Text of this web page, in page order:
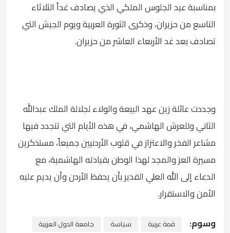
بمناسبة عيد الجلوس الملكي الذي يصادف غداً الثلاثاء
التاسع من حزيران، وذكرى الثورة العربية ويوم الجيش التي
تصادف بعد غد الأربعاء العاشر من حزيران.
وجددت عائلة زين عهد الييعة والولاء لجلالة الملك عبدالله
الثاني وللعرش الهاشمي، في هذه الأيام التي تتجدد فيها
مشاعر الفخر والاعتزاز في قلوب الأردنيين جميعاً، مستذكرين
مسيرة العز والمجد لهذا الوطن بقيادته الهاشمية، مع
الدعاء إلى الله العلي القدير بأن يحفظ الأردن وأن يديم عليه
الأمن والاستقرار.
وسوم: قمة عربية سياسة
جامعة الدول العربية